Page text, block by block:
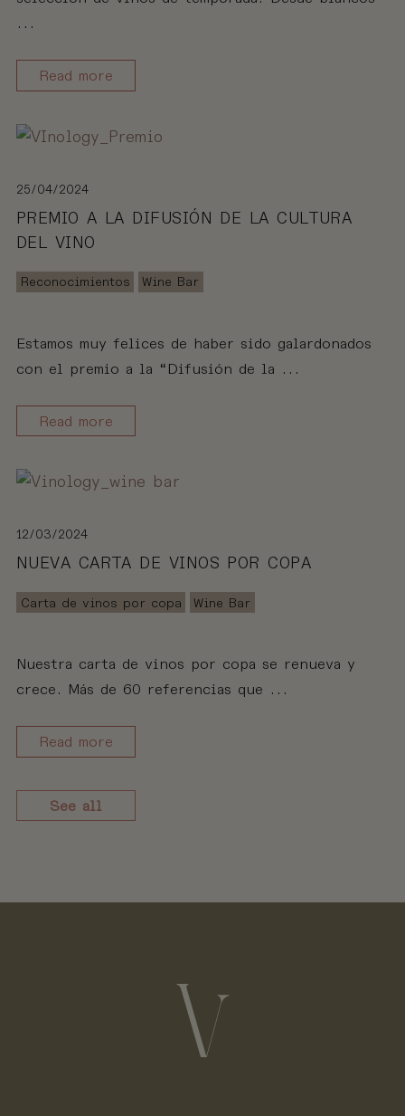
Read more
25/04/2024
PREMIO A LA DIFUSIÓN DE LA CULTURA
DEL VINO
Reconocimientos Wine Bar
Estamos muy felices de haber sido galardonados
con el premio a la “Difusión de la ...
Read more
12/03/2024
NUEVA CARTA DE VINOS POR COPA
Carta de vinos por copa Wine Bar
Nuestra carta de vinos por copa se renueva y
crece. Más de 60 referencias que ...
Read more
See all